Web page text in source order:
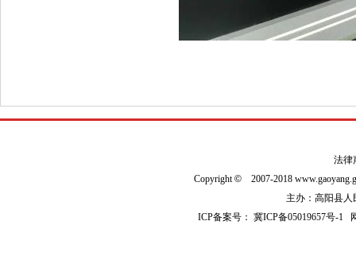
法律
Copyright© 2007-2018
主办：高阳县人
ICP备案号：冀ICP备05019657号-1